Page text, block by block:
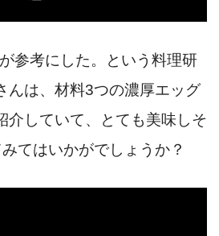
参考にした。という料理研
んは、材料3つの濃厚エッグ
介していて、とても美味しそ
てはいかがでしょうか？